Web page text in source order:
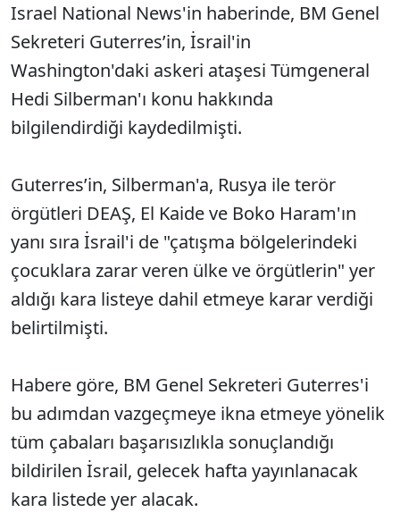
Israel National News'in haberinde, BM Genel
Sekreteri Guterres’in, İsrail'in
Washington'daki askeri ataşesi Tümgeneral
Hedi Silberman'ı konu hakkında
bilgilendirdiği kaydedilmişti.
Guterres’in, Silberman'a, Rusya ile terör
örgütleri DEAŞ, El Kaide ve Boko Haram'ın
yanı sıra İsrail'i de "çatışma bölgelerindeki
çocuklara zarar veren ülke ve örgütlerin" yer
aldığı kara listeye dahil etmeye karar verdiği
belirtilmişti.
Habere göre, BM Genel Sekreteri Guterres'i
bu adımdan vazgeçmeye ikna etmeye yönelik
tüm çabaları başarısızlıkla sonuçlandığı
bildirilen İsrail, gelecek hafta yayınlanacak
kara listede yer alacak.